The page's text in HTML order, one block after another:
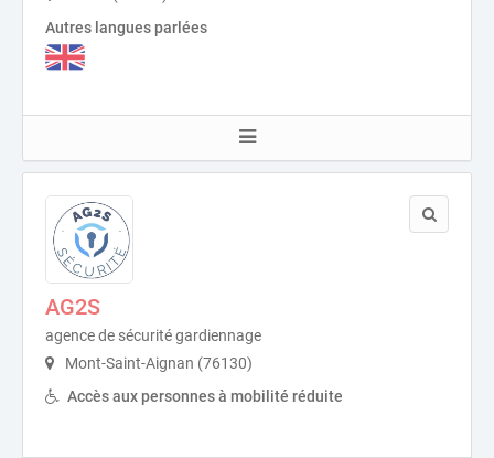
Autres langues parlées
AG2S
agence de sécurité gardiennage
Mont-Saint-Aignan (76130)
Accès aux personnes à mobilité réduite